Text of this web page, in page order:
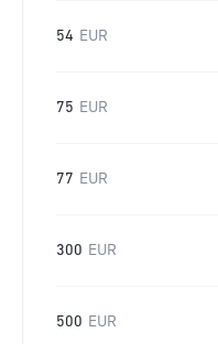
54 EUR
75 EUR
77 EUR
300 EUR
500 EUR